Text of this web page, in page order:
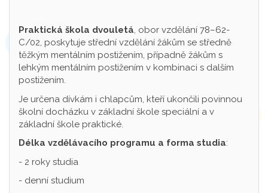
Praktická škola dvouletá, obor vzdělání 78–62-
C/02, poskytuje střední vzdělání žákům se středně
těžkým mentálním postižením, případně žákům s
lehkým mentálním postižením v kombinaci s dalším
postižením.
Je určena dívkám i chlapcům, kteří ukončili povinnou
školní docházku v základní škole speciální a v
základní škole praktické.
Délka vzdělávacího programu a forma studia:
- 2 roky studia
- denní studium